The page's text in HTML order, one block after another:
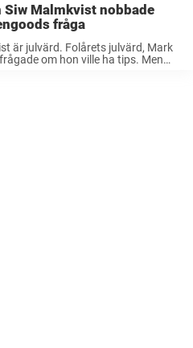
Siw Malmkvist nobbade
fråga
är julvärd. Folårets julvärd, Mark
om hon ville ha tips. Men